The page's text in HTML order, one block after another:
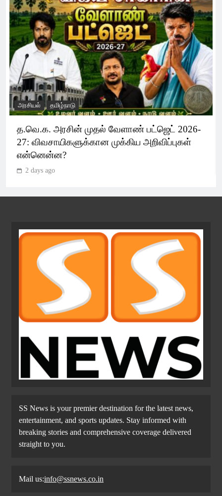
அரசியல் தமிழ்நாடு
த.வெ.க. அரசின் முதல் வேளாண் பட்ஜெட் 2026-
27: விவசாயிகளுக்கான முக்கிய அறிவிப்புகள்
என்னென்ன?
2 days ago
SS News is your premier destination for the latest news,
entertainment, and sports updates. Stay informed with
breaking stories and comprehensive coverage delivered
straight to you.
Mail us:info@ssnews.co.in